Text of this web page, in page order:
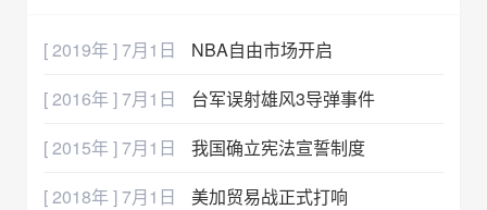
[ 2019年 ] 7月1日
NBA自由市场开启
[ 2016年 ] 7月1日
台军误射雄风3导弹事件
[ 2015年 ] 7月1日
我国确立宪法宣誓制度
[ 2018年 ] 7月1日
美加贸易战正式打响